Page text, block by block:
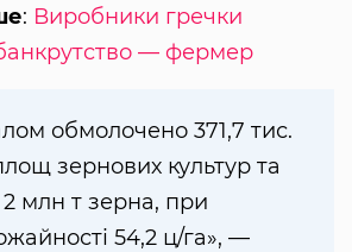
: Виробники гречки
— фермер
обмолочено 371,7 тис.
зернових культур та
млн т зерна, при
54,2 ц/га», —